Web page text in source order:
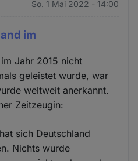
So. 1 Mai 2022 - 14:00
im
Jahr 2015 nicht
geleistet wurde, war
weltweit anerkannt.
Zeitzeugin:
sich Deutschland
Nichts wurde